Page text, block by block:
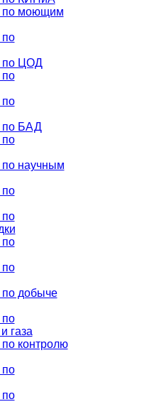
по моющим
по ЦОД
по БАД
по научным
по добыче
газа
контролю